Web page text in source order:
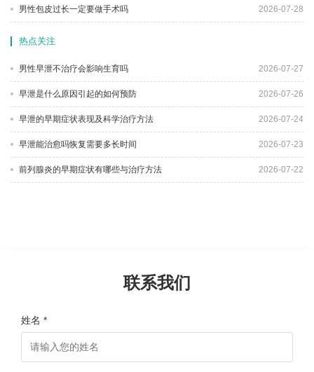
男性包皮过长一定要做手术吗 2026-07-28
热点关注
男性早泄不治疗会影响生育吗 2026-07-27
早泄是什么原因引起的如何预防 2026-07-26
早泄的早期症状表现及科学治疗方法 2026-07-24
早泄能治愈吗恢复需要多长时间 2026-07-23
前列腺炎的早期症状有哪些与治疗方法 2026-07-22
联系我们
姓名 *